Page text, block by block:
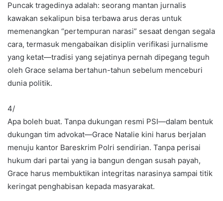
Puncak tragedinya adalah: seorang mantan jurnalis
kawakan sekalipun bisa terbawa arus deras untuk
memenangkan “pertempuran narasi” sesaat dengan segala
cara, termasuk mengabaikan disiplin verifikasi jurnalisme
yang ketat—tradisi yang sejatinya pernah dipegang teguh
oleh Grace selama bertahun-tahun sebelum menceburi
dunia politik.
4/
Apa boleh buat. Tanpa dukungan resmi PSI—dalam bentuk
dukungan tim advokat—Grace Natalie kini harus berjalan
menuju kantor Bareskrim Polri sendirian. Tanpa perisai
hukum dari partai yang ia bangun dengan susah payah,
Grace harus membuktikan integritas narasinya sampai titik
keringat penghabisan kepada masyarakat.